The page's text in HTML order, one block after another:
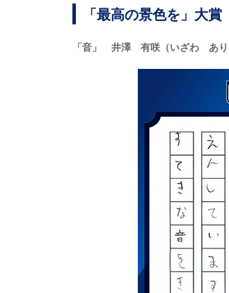
「最高の景色を」大賞
「音」 井澤 有咲（いざわ あり